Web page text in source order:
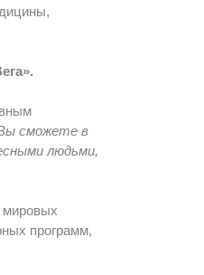
сможете в
людьми,
мировых
программ,